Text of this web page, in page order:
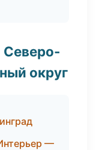
Северо-
округ
—